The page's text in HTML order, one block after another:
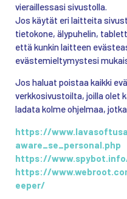
vieraillessasi sivustolla.
Jos käytät eri laitteita
tietokone, älypuhelin,
että kunkin laitteen
evästemieltymystesi
Jos haluat poistaa kaikki
verkkosivustoilta, joilla olet
ladata kolme ohjelmaa,
https://
aware_se_personal.php
https://
https://
eeper/